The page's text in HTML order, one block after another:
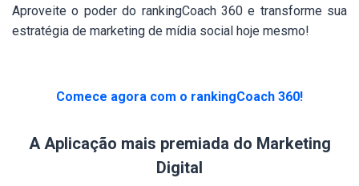
Aproveite o poder do rankingCoach 360 e transforme sua
estratégia de marketing de mídia social hoje mesmo!
Comece agora com o rankingCoach 360!
A Aplicação mais premiada do Marketing
Digital